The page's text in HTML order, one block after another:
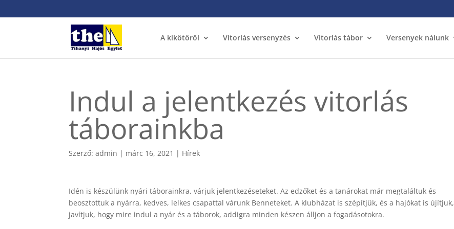
A kikötőről Vitorlás versenyzés Vitorlás tábor Versenyek nálunk
Indul a jelentkezés vitorlás
táborainkba
Szerző:admin | márc 16, 2021 | Hírek
Idén is készülünk nyári táborainkra, várjuk jelentkezéseteket. Az edzőket és a tanárokat már megtaláltuk és
beosztottuk a nyárra, kedves, lelkes csapattal várunk Benneteket. A klubházat is szépítjük, és a hajókat is újítjuk,
javítjuk, hogy mire indul a nyár és a táborok, addigra minden készen álljon a fogadásotokra.